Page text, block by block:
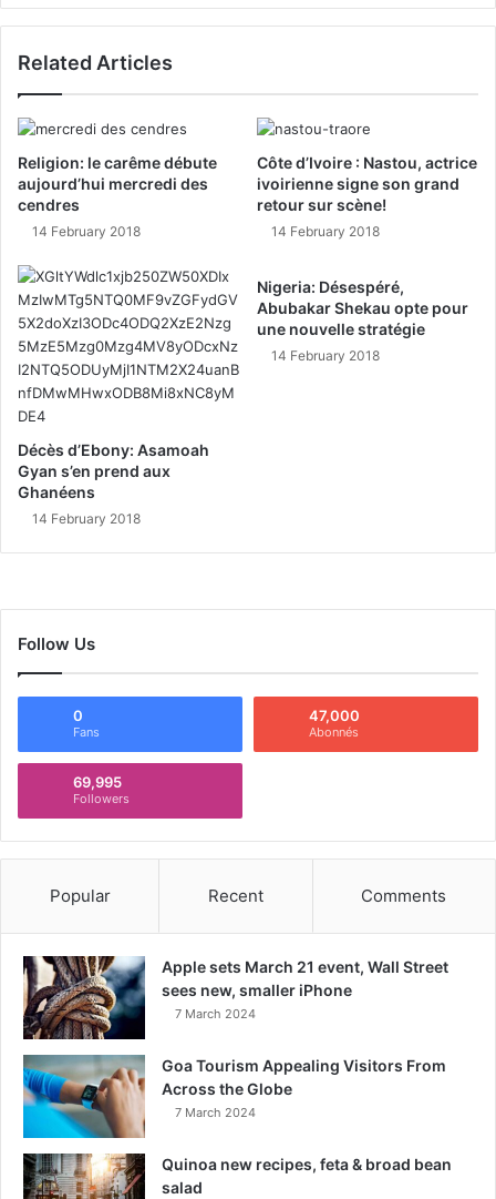
Related Articles
Religion: le carême débute
aujourd’hui mercredi des
cendres
14 February 2018
Côte d’Ivoire : Nastou, actrice
ivoirienne signe son grand
retour sur scène!
14 February 2018
Décès d’Ebony: Asamoah
Gyan s’en prend aux
Ghanéens
14 February 2018
Nigeria: Désespéré,
Abubakar Shekau opte pour
une nouvelle stratégie
14 February 2018
Follow Us
0
Fans
47,000
Abonnés
69,995
Followers
Popular Recent Comments
Apple sets March 21 event, Wall Street
sees new, smaller iPhone
7 March 2024
Goa Tourism Appealing Visitors From
Across the Globe
7 March 2024
Quinoa new recipes, feta & broad bean
salad